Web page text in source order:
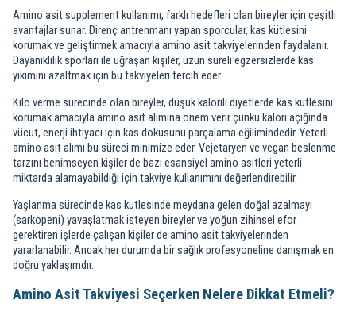
Amino asit supplement kullanımı, farklı hedefleri olan bireyler için çeşitli
avantajlar sunar. Direnç antrenmanı yapan sporcular, kas kütlesini
korumak ve geliştirmek amacıyla amino asit takviyelerinden faydalanır.
Dayanıklılık sporları ile uğraşan kişiler, uzun süreli egzersizlerde kas
yıkımını azaltmak için bu takviyeleri tercih eder.
Kilo verme sürecinde olan bireyler, düşük kalorili diyetlerde kas kütlesini
korumak amacıyla amino asit alımına önem verir çünkü kalori açığında
vücut, enerji ihtiyacı için kas dokusunu parçalama eğilimindedir. Yeterli
amino asit alımı bu süreci minimize eder. Vejetaryen ve vegan beslenme
tarzını benimseyen kişiler de bazı esansiyel amino asitleri yeterli
miktarda alamayabildiği için takviye kullanımını değerlendirebilir.
Yaşlanma sürecinde kas kütlesinde meydana gelen doğal azalmayı
(sarkopeni) yavaşlatmak isteyen bireyler ve yoğun zihinsel efor
gerektiren işlerde çalışan kişiler de amino asit takviyelerinden
yararlanabilir. Ancak her durumda bir sağlık profesyoneline danışmak en
doğru yaklaşımdır.
Amino Asit Takviyesi Seçerken Nelere Dikkat Etmeli?